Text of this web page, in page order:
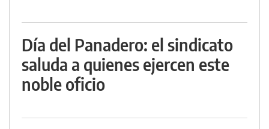
Día del Panadero: el sindicato
saluda a quienes ejercen este
noble oficio